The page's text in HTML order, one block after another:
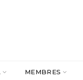
MEMBRES